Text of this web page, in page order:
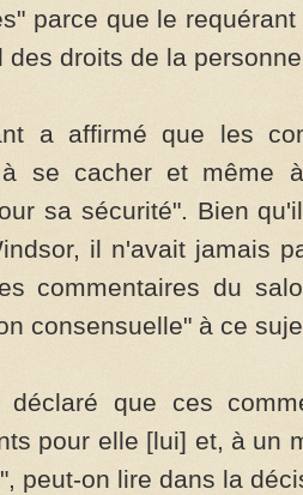
parce que le
des droits de la
a affirmé que les
à se cacher et même
sa sécurité". Bien
il n'avait jamais
commentaires du
consensuelle" à ce
que ces
pour elle [lui] et, à un
peut-on lire dans la